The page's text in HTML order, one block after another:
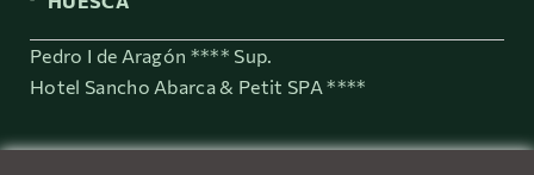
Pedro I de Aragón **** Sup.
Hotel Sancho Abarca & Petit SPA ****